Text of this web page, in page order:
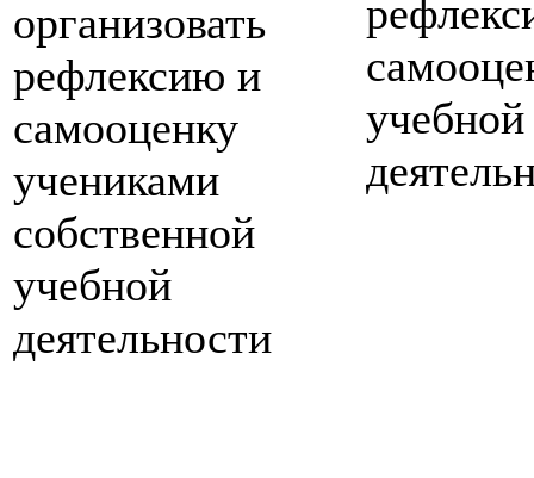
организовать
рефлексию и
самооценку
учениками
собственной
учебной
деятельности
учебной